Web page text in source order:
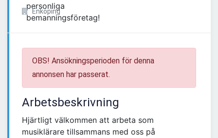
Enköping
OBS! Ansökningsperioden för denna
annonsen har passerat.
Arbetsbeskrivning
Hjärtligt välkommen att arbeta som
musiklärare tillsammans med oss på